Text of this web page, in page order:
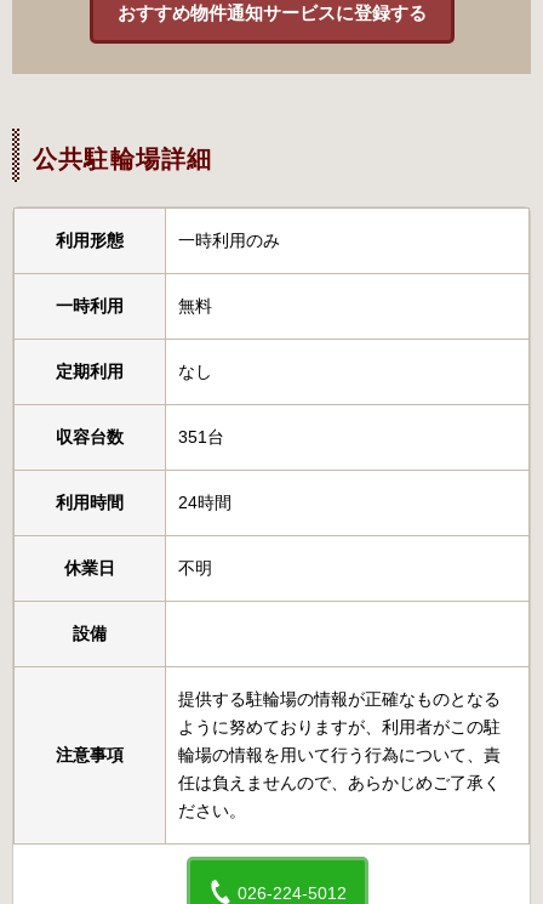
おすすめ物件通知サービスに登録する
公共駐輪場詳細
利用形態 一時利用のみ
一時利用 無料
定期利用 なし
収容台数 351台
利用時間 24時間
休業日 不明
設備
注意事項
提供する駐輪場の情報が正確なものとなる
ように努めておりますが、利用者がこの駐
輪場の情報を用いて行う行為について、責
任は負えませんので、あらかじめご了承く
ださい。
026-224-5012